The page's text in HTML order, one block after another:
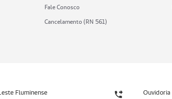
Fale Conosco
Cancelamento (RN 561)
Fluminense Ouvidoria